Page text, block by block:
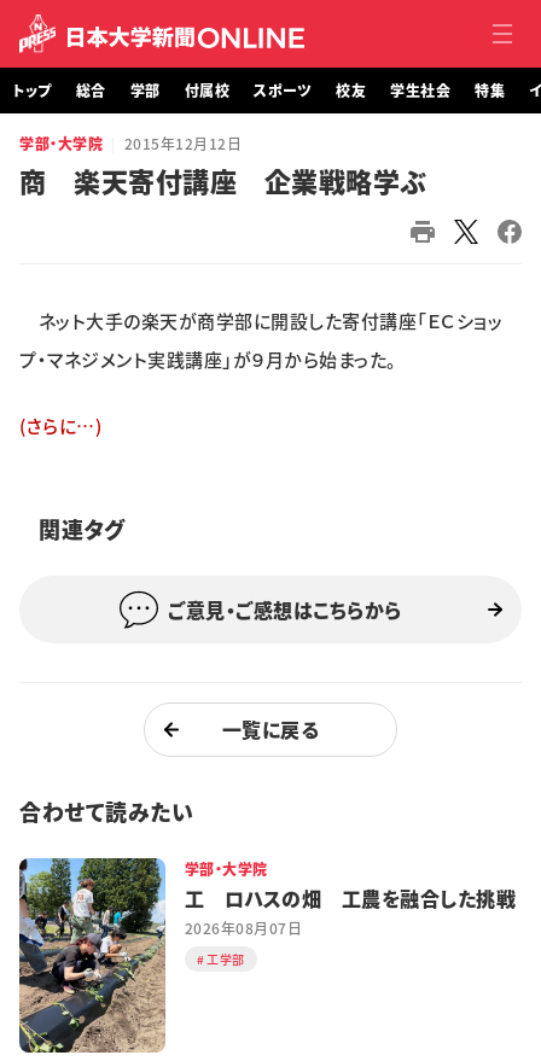
トップ
付属校
日大文芸賞
トップ 総合 学部 付属校 スポーツ 校友 学生社会 特集
学部・大学院 2015年12月12日
商 楽天寄付講座 企業戦略学ぶ
ネット大手の楽天が商学部に開設した寄付講座「ＥＣショッ
プ・マネジメント実践講座」が９月から始まった。
(さらに…)
関連タグ
ご意見・ご感想はこちらから
一覧に戻る
合わせて読みたい
学部・大学院
工 ロハスの畑 工農を融合した挑戦
2026年08月07日
工学部